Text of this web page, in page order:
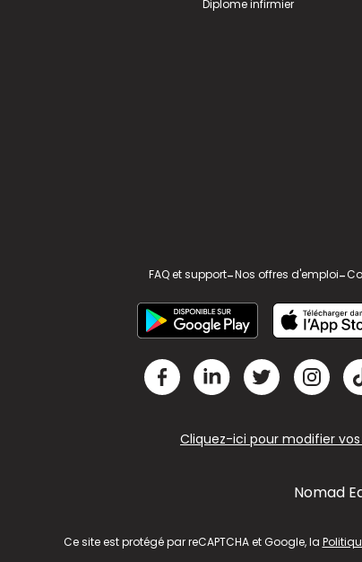
Diplome infirmier
FAQ et support-Nos offres d'emploi-
Cliquez-ici pour modifier
Nomad
Ce site est protégé par reCAPTCHA et Google, la